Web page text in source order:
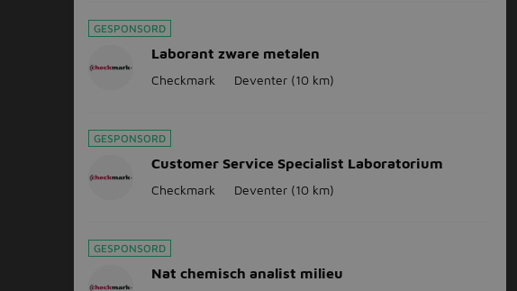
GESPONSORD
Laborant zware metalen
Checkmark Deventer (10 km)
GESPONSORD
Customer Service Specialist Laboratorium
Checkmark Deventer (10 km)
GESPONSORD
Nat chemisch analist milieu